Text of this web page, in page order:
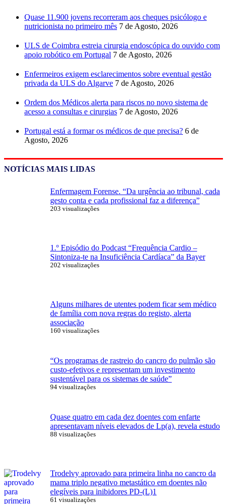
Quase 11.900 jovens recorreram aos cheques psicólogo e
nutricionista no primeiro mês 7 de Agosto, 2026
ULS de Coimbra estreia cirurgia endoscópica do ouvido com
apoio robótico em Portugal 7 de Agosto, 2026
Enfermeiros exigem esclarecimentos sobre eventual gestão
privada da ULS do Algarve 7 de Agosto, 2026
Ordem dos Médicos alerta para riscos no novo sistema de
acesso a consultas e cirurgias 7 de Agosto, 2026
Portugal está a formar os médicos de que precisa? 6 de
Agosto, 2026
NOTÍCIAS MAIS LIDAS
Enfermagem Forense. “Da urgência ao tribunal, cada
gesto conta e cada profissional faz a diferença”
203 visualizações
1.º Episódio do Podcast “Frequência Cardio –
Sintoniza-te na Insuficiência Cardíaca” da Bayer
202 visualizações
Alguns milhares de utentes podem ficar sem médico
de família com nova regras do registo, alerta
associação
160 visualizações
“Os programas de rastreio do cancro do pulmão são
custo-efetivos e representam um investimento
sustentável para os sistemas de saúde”
94 visualizações
Quase quatro em cada dez doentes com enfarte
apresentavam níveis elevados de Lp(a), revela estudo
88 visualizações
Trodelvy aprovado para primeira linha no cancro da
mama triplo negativo metastático em doentes não
elegíveis para inibidores PD-(L)1
61 visualizações